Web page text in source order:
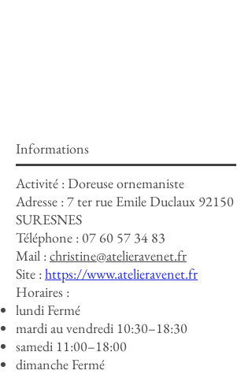
Informations
Activité : Doreuse ornemaniste
Adresse :7 ter rue Emile Duclaux 92150
SURESNES
Téléphone :07 60 57 34 83
Mail :christine@atelieravenet.fr
Site :https://www.atelieravenet.fr
Horaires :
lundi Fermé
mardi au vendredi 10:30–18:30
samedi 11:00–18:00
dimanche Fermé